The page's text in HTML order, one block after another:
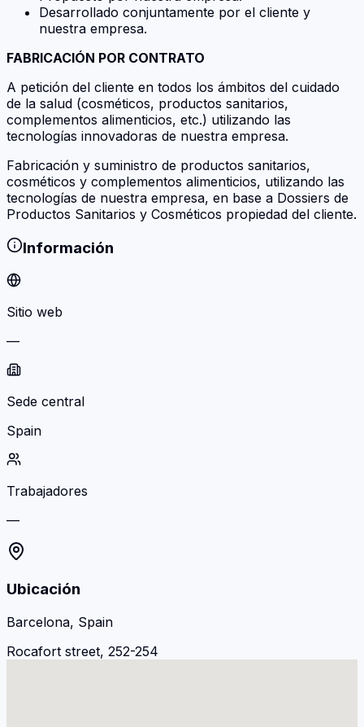
Desarrollado conjuntamente por el cliente y
nuestra empresa.
FABRICACIÓN POR CONTRATO
A petición del cliente en todos los ámbitos del cuidado
de la salud (cosméticos, productos sanitarios,
complementos alimenticios, etc.) utilizando las
tecnologías innovadoras de nuestra empresa.
Fabricación y suministro de productos sanitarios,
cosméticos y complementos alimenticios, utilizando las
tecnologías de nuestra empresa, en base a Dossiers de
Productos Sanitarios y Cosméticos propiedad del cliente.
Información
Sitio web
—
Sede central
Spain
Trabajadores
—
Ubicación
Barcelona, Spain
Rocafort street, 252-254